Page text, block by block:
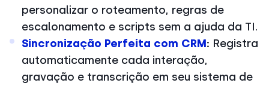
personalizar o roteamento, regras de
escalonamento e scripts sem a ajuda da TI.
Sincronização Perfeita com CRM: Registra
automaticamente cada interação,
gravação e transcrição em seu sistema de